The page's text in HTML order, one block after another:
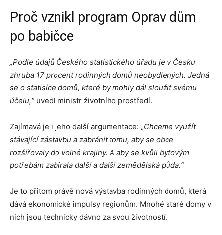
Proč vznikl program Oprav dům
po babičce
„Podle údajů Českého statistického úřadu je v Česku
zhruba 17 procent rodinných domů neobydlených. Jedná
se o statisíce domů, které by mohly dál sloužit svému
účelu,“ uvedl ministr životního prostředí.
Zajímavá je i jeho další argumentace: „Chceme využít
stávající zástavbu a zabránit tomu, aby se obce
rozšiřovaly do volné krajiny. A aby se kvůli bytovým
potřebám zabírala další a další zemědělská půda.“
Je to přitom právě nová výstavba rodinných domů, která
dává ekonomické impulsy regionům. Mnohé staré domy v
nich jsou technicky dávno za svou životností.